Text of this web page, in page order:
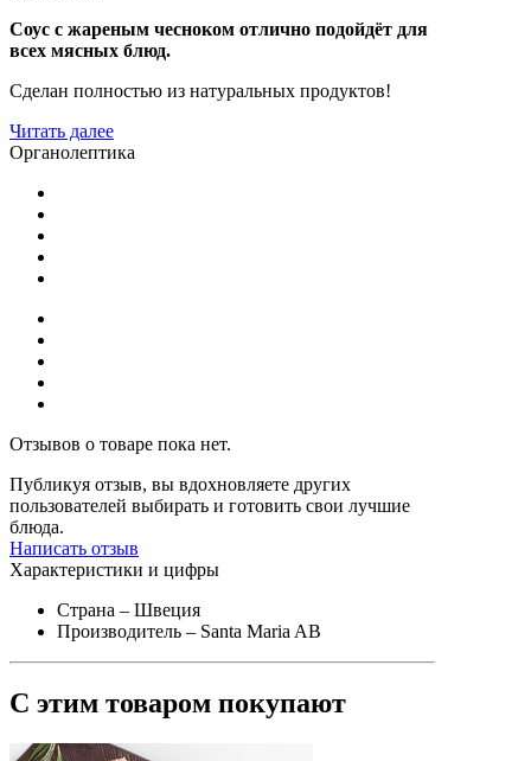
Соус с жареным чесноком отлично подойдёт для
всех мясных блюд.
Сделан полностью из натуральных продуктов!
Читать далее
Органолептика
Отзывов о товаре пока нет.
Публикуя отзыв, вы вдохновляете других
пользователей выбирать и готовить свои лучшие
блюда.
Написать отзыв
Характеристики и цифры
Страна – Швеция
Производитель – Santa Maria AB
С этим товаром покупают